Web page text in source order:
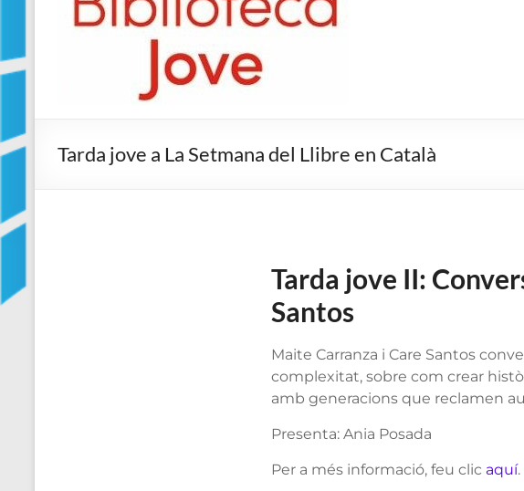
Jove
Tarda jove a La Setmana del Llibre en Català
Tarda jove II:
Santos
Maite Carranza i Care Santos
complexitat, sobre com crear
amb generacions que reclamen
Presenta: Ania Posada
Per a més informació, feu clic aquí.